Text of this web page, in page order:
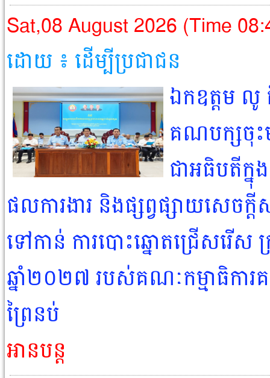
Sat,08 August 2026 (Time
ដោយ ៖ ដើម្បីប្រជាជន​
ឯកឧត្តម លូ
គណបក្សចុះ
ជាអធិបតីក្នុ
ផលការងារ និងផ្សព្វផ្សាយសេចក្តី
ទៅកាន់ ការបោះឆ្នោតជ្រើសរើ
ឆ្នាំ២០២៧ របស់គណៈកម្មាធិកា
ព្រៃនប់
អានបន្ត